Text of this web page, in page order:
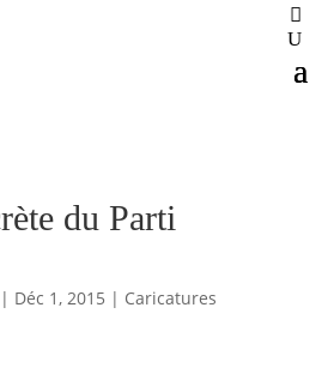
du Parti
Déc 1, 2015 | Caricatures